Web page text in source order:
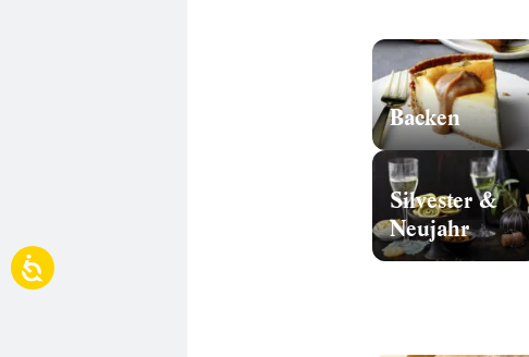
Backen
Silvester &
Neujahr